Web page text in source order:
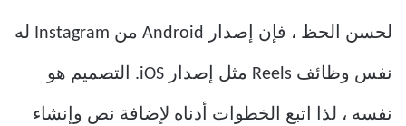
لحسن الحظ ، فإن إصدار Android من Instagram له
نفس وظائف Reels مثل إصدار iOS. التصميم هو
نفسه ، لذا اتبع الخطوات أدناه لإضافة نص وإنشاء